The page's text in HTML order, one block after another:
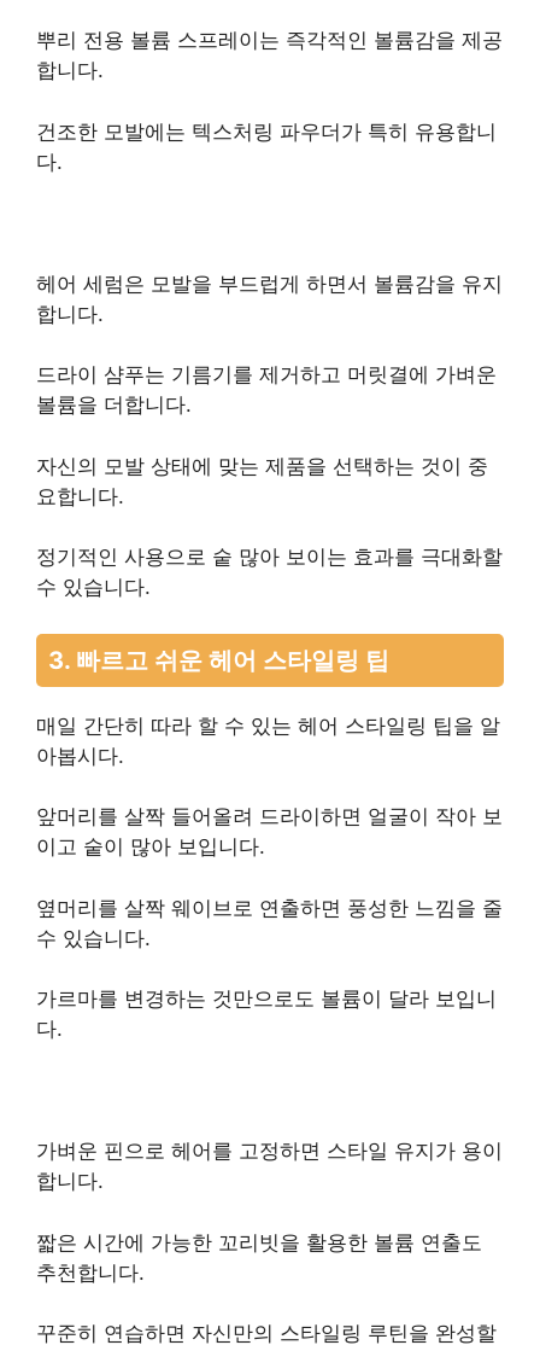
뿌리 전용 볼륨 스프레이는 즉각적인 볼륨감을 제공
합니다.
건조한 모발에는 텍스처링 파우더가 특히 유용합니
다.
헤어 세럼은 모발을 부드럽게 하면서 볼륨감을 유지
합니다.
드라이 샴푸는 기름기를 제거하고 머릿결에 가벼운
볼륨을 더합니다.
자신의 모발 상태에 맞는 제품을 선택하는 것이 중
요합니다.
정기적인 사용으로 숱 많아 보이는 효과를 극대화할
수 있습니다.
3. 빠르고 쉬운 헤어 스타일링 팁
매일 간단히 따라 할 수 있는 헤어 스타일링 팁을 알
아봅시다.
앞머리를 살짝 들어올려 드라이하면 얼굴이 작아 보
이고 숱이 많아 보입니다.
옆머리를 살짝 웨이브로 연출하면 풍성한 느낌을 줄
수 있습니다.
가르마를 변경하는 것만으로도 볼륨이 달라 보입니
다.
가벼운 핀으로 헤어를 고정하면 스타일 유지가 용이
합니다.
짧은 시간에 가능한 꼬리빗을 활용한 볼륨 연출도
추천합니다.
꾸준히 연습하면 자신만의 스타일링 루틴을 완성할